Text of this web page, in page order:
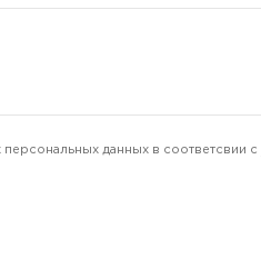
данных в соответсвии с